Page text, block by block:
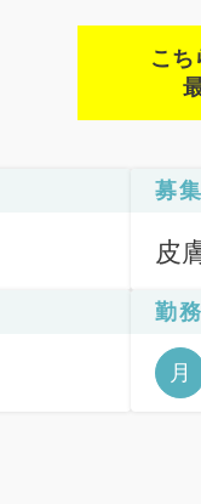
こち
募
皮
勤
月